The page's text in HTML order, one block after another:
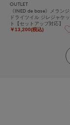
OUTLET
《INED de base》メランジ
ドライツイル ジレジャケッ
ト【セットアップ対応】
￥13,200(税込)